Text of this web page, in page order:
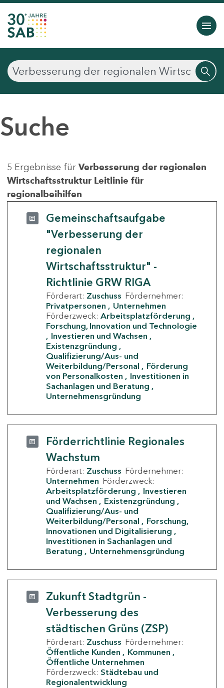
Suche
5 Ergebnisse für Verbesserung der regionalen
Wirtschaftsstruktur Leitlinie für
regionalbeihilfen
Gemeinschaftsaufgabe
"Verbesserung der
regionalen
Wirtschaftsstruktur" -
Richtlinie GRW RIGA
Förderart: Zuschuss Fördernehmer:
Privatpersonen
Unternehmen
Förderzweck: Arbeitsplatzförderung
Forschung, Innovation und Technologie
Investieren und Wachsen
Existenzgründung
Qualifizierung/Aus- und
Weiterbildung/Personal
Förderung
von Personalkosten
Investitionen in
Sachanlagen und Beratung
Unternehmensgründung
Förderrichtlinie Regionales
Wachstum
Förderart: Zuschuss Fördernehmer:
Unternehmen Förderzweck:
Arbeitsplatzförderung
Investieren
und Wachsen
Existenzgründung
Qualifizierung/Aus- und
Weiterbildung/Personal
Forschung,
Innovationen und Digitalisierung
Investitionen in Sachanlagen und
Beratung
Unternehmensgründung
Zukunft Stadtgrün -
Verbesserung des
städtischen Grüns (ZSP)
Förderart: Zuschuss Fördernehmer:
Öffentliche Kunden
Kommunen
Öffentliche Unternehmen
Förderzweck: Städtebau und
Regionalentwicklung